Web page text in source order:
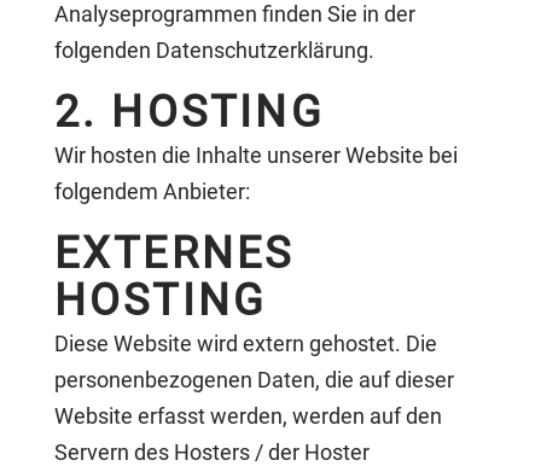
Analyseprogrammen finden Sie in der
folgenden Datenschutzerklärung.
2. HOSTING
Wir hosten die Inhalte unserer Website bei
folgendem Anbieter:
EXTERNES
HOSTING
Diese Website wird extern gehostet. Die
personenbezogenen Daten, die auf dieser
Website erfasst werden, werden auf den
Servern des Hosters / der Hoster